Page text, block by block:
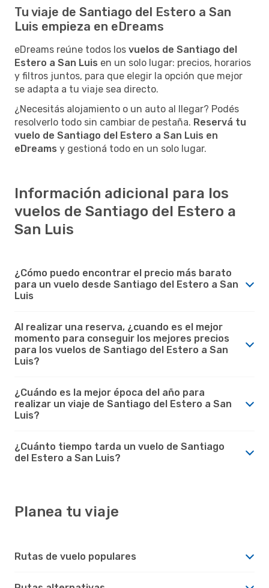
Tu viaje de Santiago del Estero a San
Luis empieza en eDreams
eDreams reúne todos los vuelos de Santiago del
Estero a San Luis en un solo lugar: precios, horarios
y filtros juntos, para que elegir la opción que mejor
se adapta a tu viaje sea directo.
¿Necesitás alojamiento o un auto al llegar? Podés
resolverlo todo sin cambiar de pestaña. Reservá tu
vuelo de Santiago del Estero a San Luis en
eDreams y gestioná todo en un solo lugar.
Información adicional para los
vuelos de Santiago del Estero a
San Luis
¿Cómo puedo encontrar el precio más barato
para un vuelo desde Santiago del Estero a San
Luis
Al realizar una reserva, ¿cuando es el mejor
momento para conseguir los mejores precios
para los vuelos de Santiago del Estero a San
Luis?
¿Cuándo es la mejor época del año para
realizar un viaje de Santiago del Estero a San
Luis?
¿Cuánto tiempo tarda un vuelo de Santiago
del Estero a San Luis?
Planea tu viaje
Rutas de vuelo populares